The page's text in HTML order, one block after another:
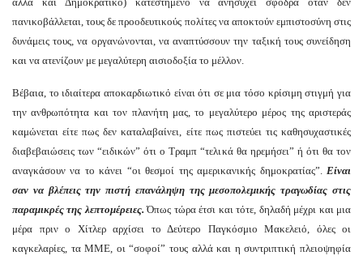
πανικοβάλλεται, τους δε προοδευτικούς πολίτες να αποκτούν εμπιστοσύνη στις
δυνάμεις τους, να οργανώνονται, να αναπτύσσουν την ταξική τους συνείδηση
και να ατενίζουν με μεγαλύτερη αισιοδοξία το μέλλον.
Βέβαια, το ιδιαίτερα αποκαρδιωτικό είναι ότι σε μια τόσο κρίσιμη στιγμή για
την ανθρωπότητα και τον πλανήτη μας, το μεγαλύτερο μέρος της αριστεράς
καμώνεται είτε πως δεν καταλαβαίνει, είτε πως πιστεύει τις καθησυχαστικές
διαβεβαιώσεις των “ειδικών” ότι ο Τραμπ “τελικά θα ηρεμήσει” ή ότι θα τον
αναγκάσουν να το κάνει “οι θεσμοί της αμερικανικής δημοκρατίας”. Είναι
σαν να βλέπεις την πιστή επανάληψη της μεσοπολεμικής τραγωδίας στις
παραμικρές της λεπτομέρειες. Όπως τώρα έτσι και τότε, δηλαδή μέχρι και μια
μέρα πριν ο Χίτλερ αρχίσει το Δεύτερο Παγκόσμιο Μακελειό, όλες οι
καγκελαρίες, τα ΜΜΕ, οι “σοφοί” τους αλλά και η συντριπτική πλειοψηφία